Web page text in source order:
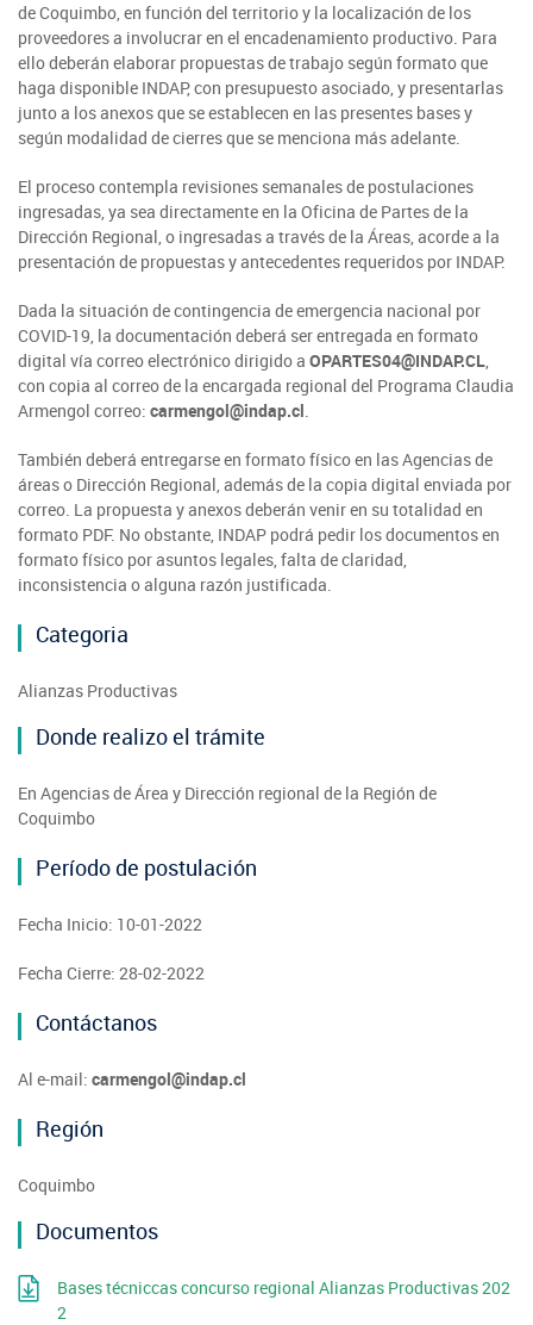
Biblioteca
de Coquimbo, en función del territorio y la localización de los
proveedores a involucrar en el encadenamiento productivo. Para
ello deberán elaborar propuestas de trabajo según formato que
haga disponible INDAP, con presupuesto asociado, y presentarlas
junto a los anexos que se establecen en las presentes bases y
según modalidad de cierres que se menciona más adelante.
El proceso contempla revisiones semanales de postulaciones
ingresadas, ya sea directamente en la Oficina de Partes de la
Dirección Regional, o ingresadas a través de la Áreas, acorde a la
presentación de propuestas y antecedentes requeridos por INDAP.
Dada la situación de contingencia de emergencia nacional por
COVID-19, la documentación deberá ser entregada en formato
digital vía correo electrónico dirigido a OPARTES04@INDAP.CL,
con copia al correo de la encargada regional del Programa Claudia
Armengol correo: carmengol@indap.cl.
También deberá entregarse en formato físico en las Agencias de
áreas o Dirección Regional, además de la copia digital enviada por
correo. La propuesta y anexos deberán venir en su totalidad en
formato PDF. No obstante, INDAP podrá pedir los documentos en
formato físico por asuntos legales, falta de claridad,
inconsistencia o alguna razón justificada.
Categoria
Alianzas Productivas
Donde realizo el trámite
En Agencias de Área y Dirección regional de la Región de
Coquimbo
Período de postulación
Fecha Inicio: 10-01-2022
Fecha Cierre: 28-02-2022
Contáctanos
Al e-mail: carmengol@indap.cl
Región
Coquimbo
Documentos
Bases técniccas concurso regional Alianzas Productivas 202
2